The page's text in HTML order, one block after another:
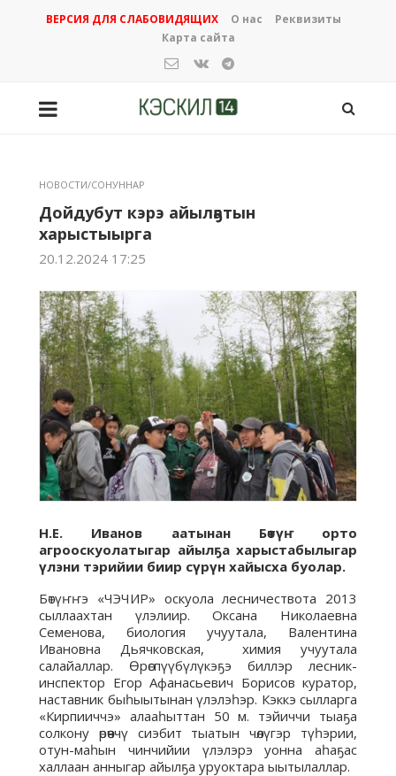
ВЕРСИЯ ДЛЯ СЛАБОВИДЯЩИХ О нас
Реквизиты
Карта сайта
НОВОСТИ/СОНУННАР
Дойдубут кэрэ айылҕатын
харыстыырга
20.12.2024 17:25
Н.Е. Иванов аатынан Бөтүҥ орто
агрооскуолатыгар айылҕа харыстабылыгар
үлэни тэрийии биир сүрүн хайысха буолар.
Бөтүҥҥэ «ЧЭЧИР» оскуола лесничествота 2013
сыллаахтан үлэлиир. Оксана Николаевна
Семенова, биология учуутала, Валентина
Ивановна Дьячковская, химия учуутала
салайаллар. Өрөспүүбүлүкэҕэ биллэр лесник-
инспектор Егор Афанасьевич Борисов куратор,
наставник быһыытынан үлэлэһэр. Кэккэ сылларга
«Кирпииччэ» алааһыттан 50 м. тэйиччи тыаҕа
солкону өрөөччү сиэбит тыатын чөлүгэр түһэрии,
отун-маһын чинчийии үлэлэрэ уонна аһаҕас
халлаан анныгар айылҕа уруоктара ыытылаллар.